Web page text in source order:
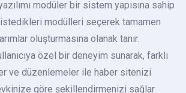
modüler bir sistem yapısına sahip
istedikleri modülleri seçerek tamamen
oluşturmasına olanak tanır.
özel bir deneyim sunarak, farklı
ve düzenlemeler ile haber sitenizi
göre şekillendirmenizi sağlar.